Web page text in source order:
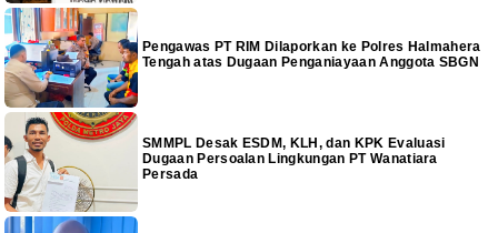
Pengawas PT RIM Dilaporkan ke Polres Halmahera
Tengah atas Dugaan Penganiayaan Anggota SBGN
SMMPL Desak ESDM, KLH, dan KPK Evaluasi
Dugaan Persoalan Lingkungan PT Wanatiara
Persada